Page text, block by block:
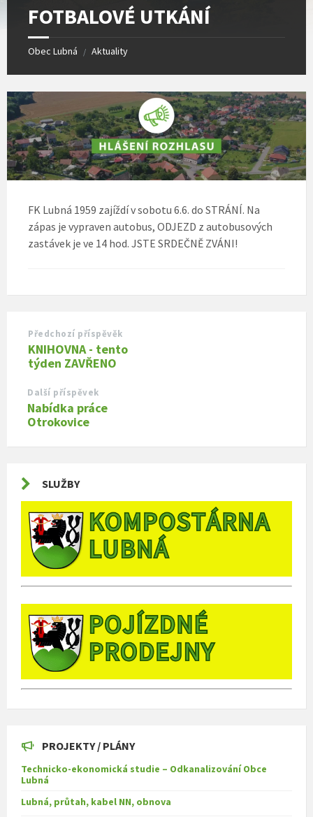
FOTBALOVÉ UTKÁNÍ
Obec Lubná / Aktuality
FK Lubná 1959 zajíždí v sobotu 6.6. do STRÁNÍ. Na
zápas je vypraven autobus, ODJEZD z autobusových
zastávek je ve 14 hod. JSTE SRDEČNĚ ZVÁNI!
Předchozí příspěvěk
KNIHOVNA - tento
týden ZAVŘENO
Další příspěvek
Nabídka práce
Otrokovice
SLUŽBY
PROJEKTY / PLÁNY
Technicko-ekonomická studie – Odkanalizování Obce
Lubná
Lubná, průtah, kabel NN, obnova